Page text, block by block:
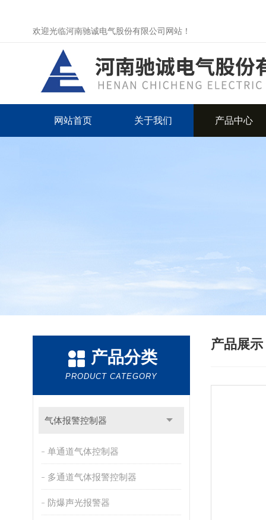
欢迎光临河南驰诚电气股份有限公司网站！
网站首页 关于我们 产品中心
产品分类
PRODUCT CATEGORY
气体报警控制器
单通道气体控制器
多通道气体报警控制器
防爆声光报警器
产品展示